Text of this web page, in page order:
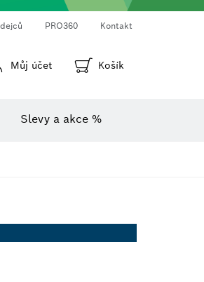
PRO360 Kontakt
Můj účet Košík
Slevy a akce %